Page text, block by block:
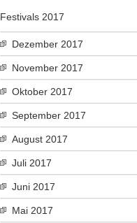
Festivals 2017
Dezember 2017
November 2017
Oktober 2017
September 2017
August 2017
Juli 2017
Juni 2017
Mai 2017